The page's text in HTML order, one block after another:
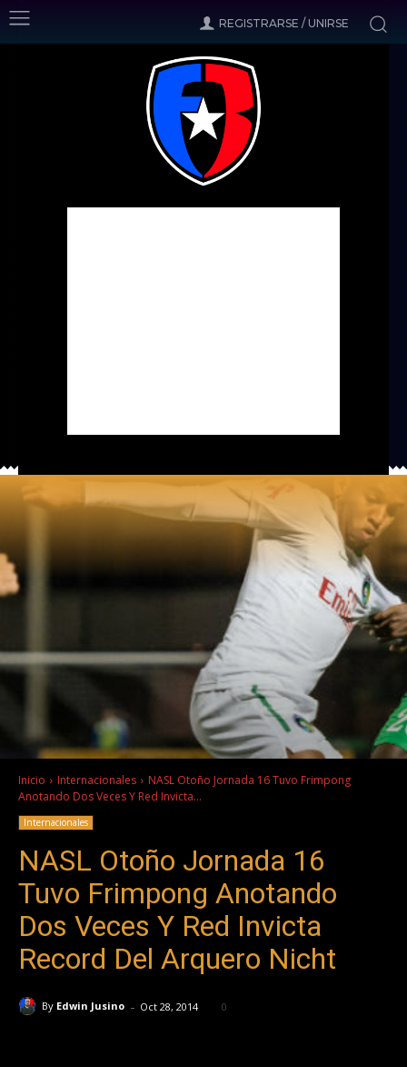
REGISTRARSE / UNIRSE
Inicio Internacionales
NASL Otoño Jornada 16 Tuvo Frimpong
Anotando Dos Veces Y Red Invicta...
Internacionales
NASL Otoño Jornada 16
Tuvo Frimpong Anotando
Dos Veces Y Red Invicta
Record Del Arquero Nicht
By Edwin Jusino - Oct 28, 2014 0